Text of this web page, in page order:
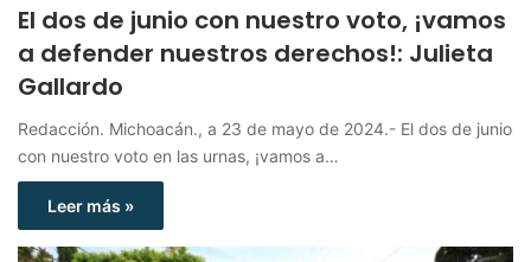
El dos de junio con nuestro voto, ¡vamos
a defender nuestros derechos!: Julieta
Gallardo
Redacción. Michoacán., a 23 de mayo de 2024.- El dos de junio
con nuestro voto en las urnas, ¡vamos a…
Leer más »